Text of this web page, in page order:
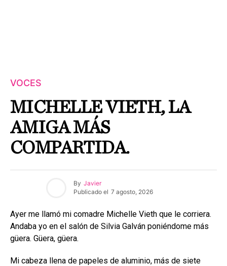
VOCES
MICHELLE VIETH, LA
AMIGA MÁS
COMPARTIDA.
By Javier
Publicado el 7 agosto, 2026
Ayer me llamó mi comadre Michelle Vieth que le corriera.
Andaba yo en el salón de Silvia Galván poniéndome más
güera. Güera, güera.
Mi cabeza llena de papeles de aluminio, más de siete